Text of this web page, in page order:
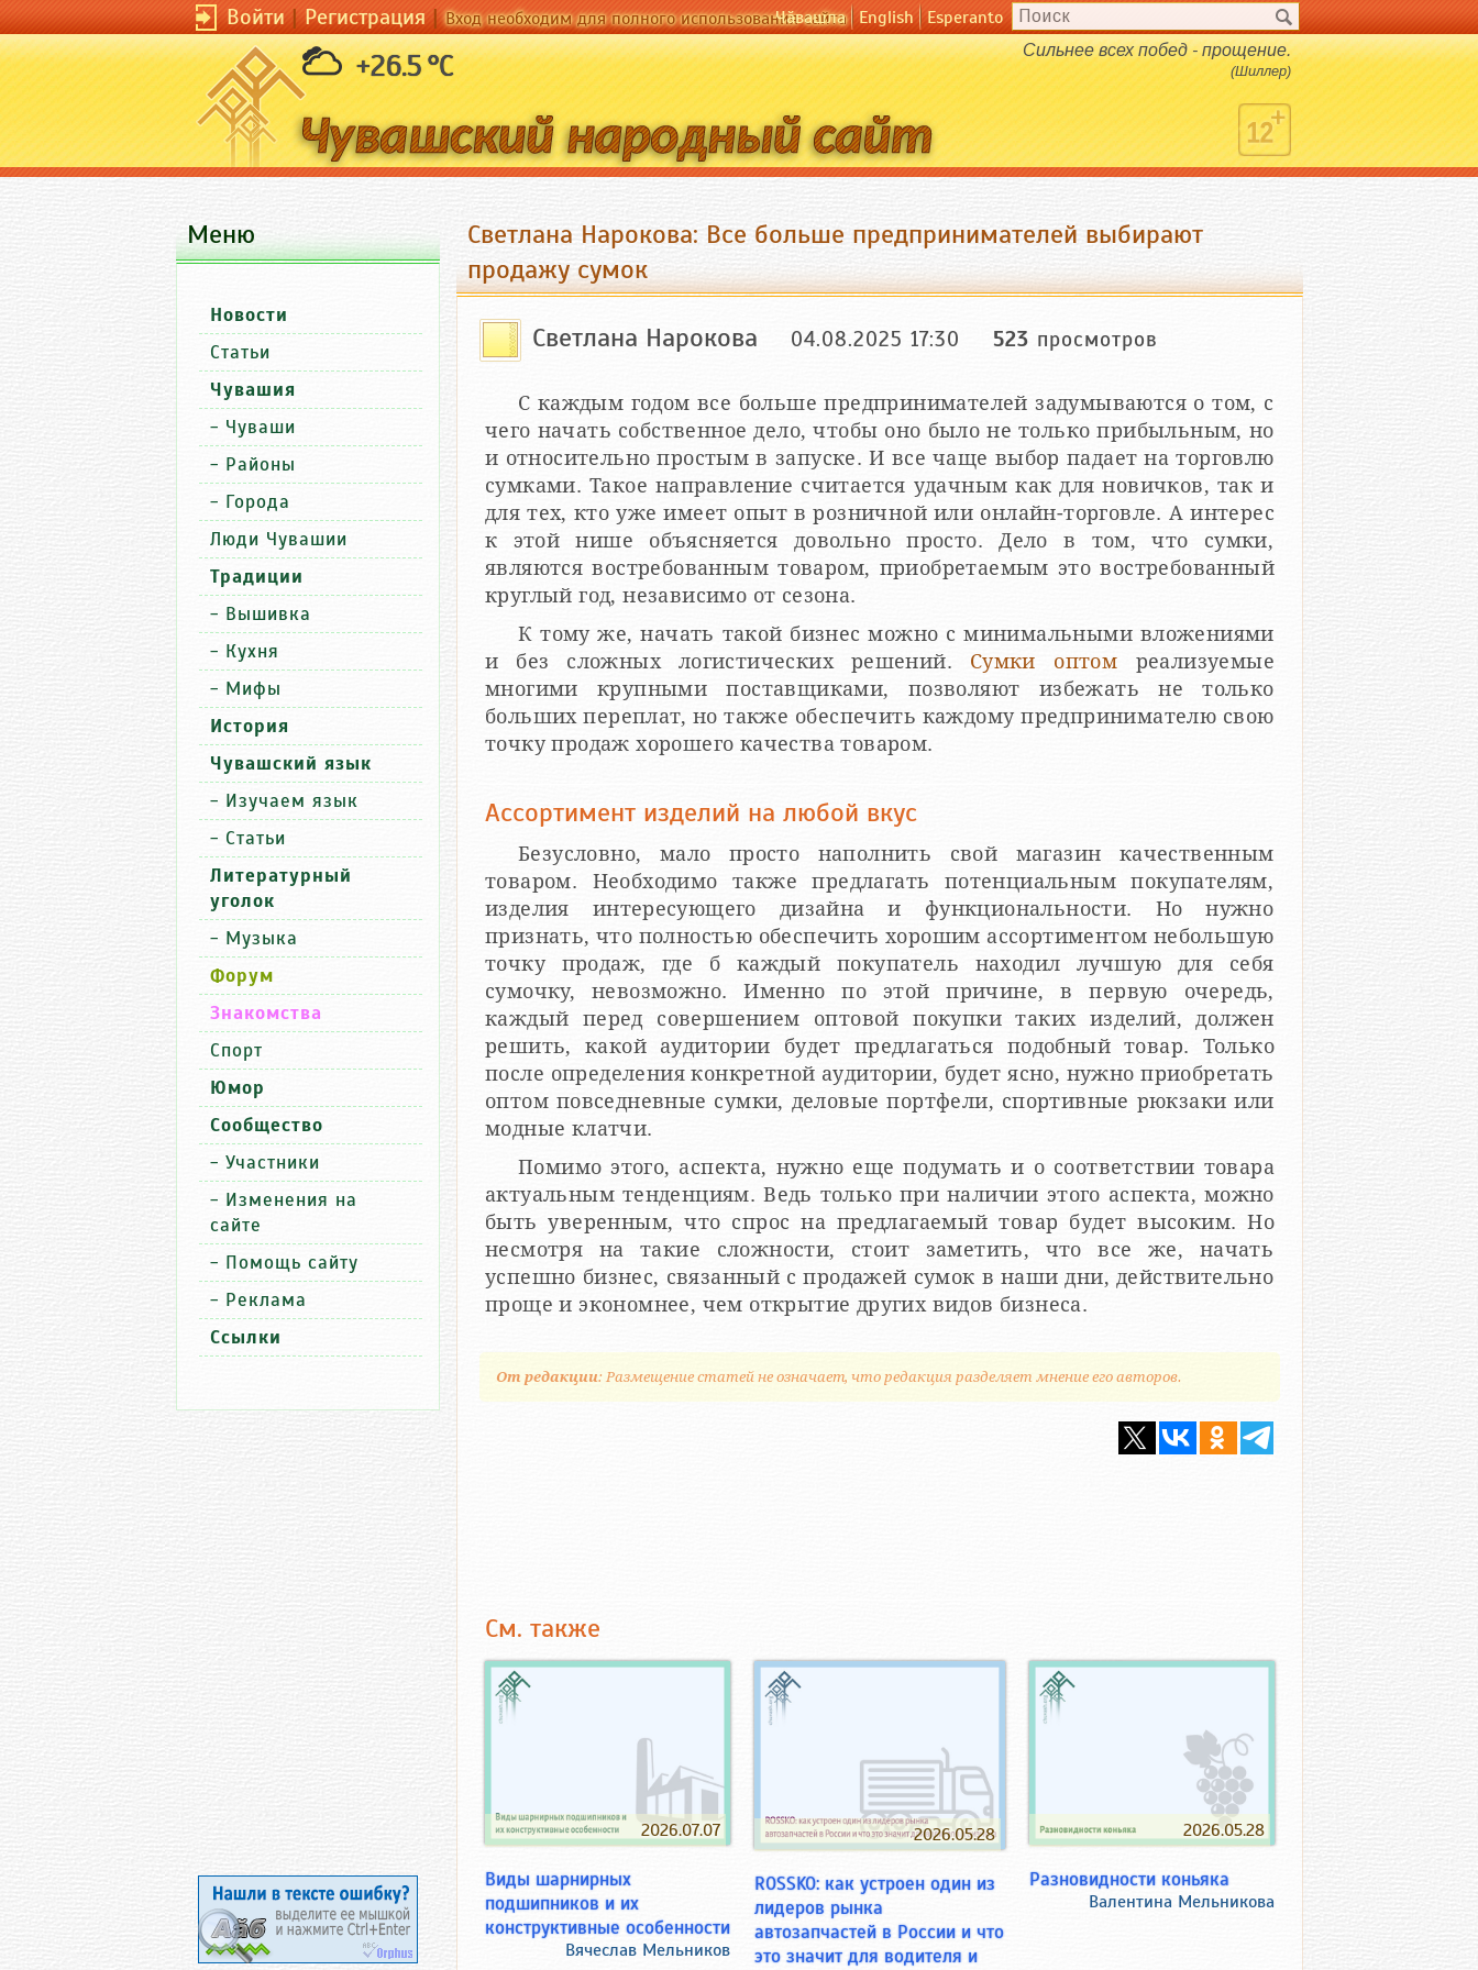
Войти|Регистрация|Вход необходим для полного использования сайта
Чӑвашла English Esperanto
+26.5 °C Сильнее всех побед - прощение.
(Шиллер)
Светлана Нарокова: Все больше предпринимателей выбирают
продажу сумок
Светлана Нарокова 04.08.2025 17:30 523 просмотров
С каждым годом все больше предпринимателей задумываются о том, с
чего начать собственное дело, чтобы оно было не только прибыльным, но
и относительно простым в запуске. И все чаще выбор падает на торговлю
сумками. Такое направление считается удачным как для новичков, так и
для тех, кто уже имеет опыт в розничной или онлайн-торговле. А интерес
к этой нише объясняется довольно просто. Дело в том, что сумки,
являются востребованным товаром, приобретаемым это востребованный
круглый год, независимо от сезона.
К тому же, начать такой бизнес можно с минимальными вложениями
и без сложных логистических решений. Сумки оптом реализуемые
многими крупными поставщиками, позволяют избежать не только
больших переплат, но также обеспечить каждому предпринимателю свою
точку продаж хорошего качества товаром.
Ассортимент изделий на любой вкус
Безусловно, мало просто наполнить свой магазин качественным
товаром. Необходимо также предлагать потенциальным покупателям,
изделия интересующего дизайна и функциональности. Но нужно
признать, что полностью обеспечить хорошим ассортиментом небольшую
точку продаж, где б каждый покупатель находил лучшую для себя
сумочку, невозможно. Именно по этой причине, в первую очередь,
каждый перед совершением оптовой покупки таких изделий, должен
решить, какой аудитории будет предлагаться подобный товар. Только
после определения конкретной аудитории, будет ясно, нужно приобретать
оптом повседневные сумки, деловые портфели, спортивные рюкзаки или
модные клатчи.
Помимо этого, аспекта, нужно еще подумать и о соответствии товара
актуальным тенденциям. Ведь только при наличии этого аспекта, можно
быть уверенным, что спрос на предлагаемый товар будет высоким. Но
несмотря на такие сложности, стоит заметить, что все же, начать
успешно бизнес, связанный с продажей сумок в наши дни, действительно
проще и экономнее, чем открытие других видов бизнеса.
От редакции: Размещение статей не означает, что редакция разделяет мнение его авторов.
См. также
2026.07.07
Виды шарнирных
подшипников и их
конструктивные особенности
Вячеслав Мельников
2026.05.28
ROSSKO: как устроен один из
лидеров рынка
автозапчастей в России и что
это значит для водителя и
2026.05.28
Разновидности коньяка
Валентина Мельникова
Меню
Новости
Статьи
Чувашия
- Чуваши
- Районы
- Города
Люди Чувашии
Традиции
- Вышивка
- Кухня
- Мифы
История
Чувашский язык
- Изучаем язык
- Статьи
Литературный
уголок
- Музыка
Форум
Знакомства
Спорт
Юмор
Сообщество
- Участники
- Изменения на
сайте
- Помощь сайту
- Реклама
Ссылки